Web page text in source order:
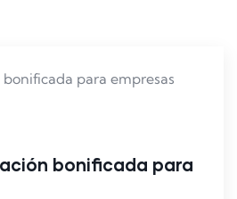
bonificada para